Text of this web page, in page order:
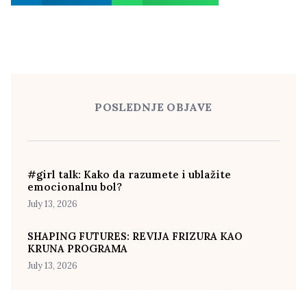
POSLEDNJE OBJAVE
#girl talk: Kako da razumete i ublažite
emocionalnu bol?
July 13, 2026
SHAPING FUTURES: REVIJA FRIZURA KAO
KRUNA PROGRAMA
July 13, 2026